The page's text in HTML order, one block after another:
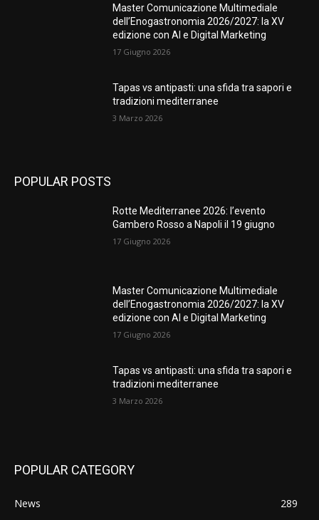
Master Comunicazione Multimediale
dell’Enogastronomia 2026/2027: la XV
edizione con AI e Digital Marketing
17 Giugno 2026
Tapas vs antipasti: una sfida tra sapori e
tradizioni mediterranee
3 Marzo 2026
POPULAR POSTS
Rotte Mediterranee 2026: l’evento
Gambero Rosso a Napoli il 19 giugno
17 Giugno 2026
Master Comunicazione Multimediale
dell’Enogastronomia 2026/2027: la XV
edizione con AI e Digital Marketing
17 Giugno 2026
Tapas vs antipasti: una sfida tra sapori e
tradizioni mediterranee
3 Marzo 2026
POPULAR CATEGORY
News
289